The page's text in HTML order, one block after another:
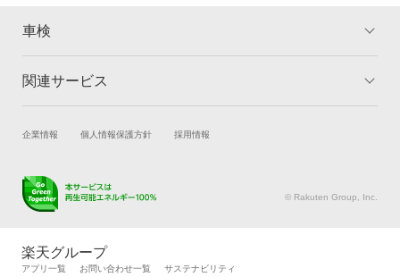
車検
トップ
車検の基礎知識 キャンペーン一覧
関連サービス
試乗・商談 新車購入
キズ修理予約
メンテナンス管理
タイヤ交換サービス
自動車カタログ 自動車保険
企業情報 個人情報保護方針 採用情報
© Rakuten Group, Inc.
楽天グループ
アプリ一覧 お問い合わせ一覧 サステナビリティ